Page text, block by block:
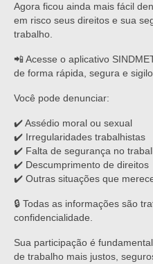
Agora ficou ainda mais fácil
em risco seus direitos e sua
trabalho.
📲 Acesse o aplicativo
de forma rápida, segura e
Você pode denunciar:
✔️ Assédio moral ou sexual
✔️ Irregularidades trabalhistas
✔️ Falta de segurança no
✔️ Descumprimento de direitos
✔️ Outras situações que
🔒 Todas as informações são
confidencialidade.
Sua participação é
de trabalho mais justos,